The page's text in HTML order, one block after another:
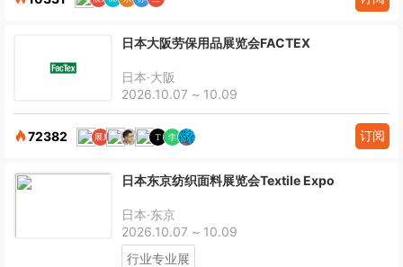
日本大阪劳保用品展览会FACTEX
日本·大阪
2026.10.07 ~ 10.09
72382 订阅
日本东京纺织面料展览会Textile Expo
日本·东京
2026.10.07 ~ 10.09
行业专业展